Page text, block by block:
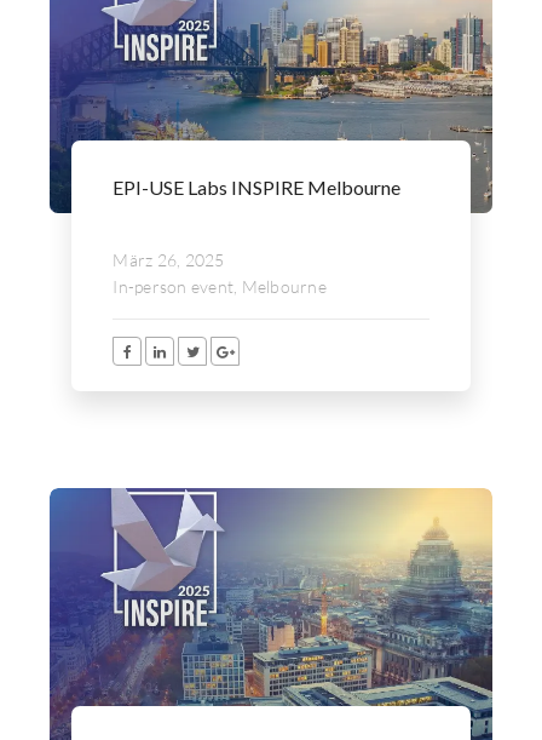
EPI-USE Labs INSPIRE Melbourne
März 26, 2025
In-person event, Melbourne